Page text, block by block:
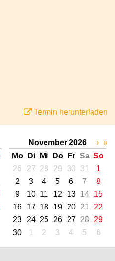
Termin herunterladen
November 2026
Mo
Di Mi Do Fr Sa So
26
27 28 29 30 31
1
2
3 4 5 6 7
8
9
10 11 12 13 14
15
16
17 18 19 20 21
22
23
24 25 26 27 28
29
30
1 2 3 4 5 6
› »